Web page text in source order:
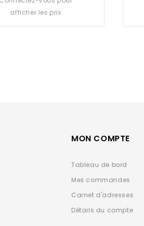
afficher les prix
MON COMPTE
Tableau de bord
Mes commandes
Carnet d'adresses
Détails du compte